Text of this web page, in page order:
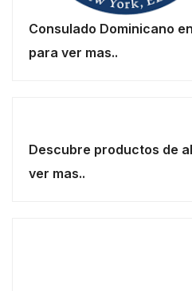
Consulado Dominicano
para ver mas..
Descubre productos de
ver mas..